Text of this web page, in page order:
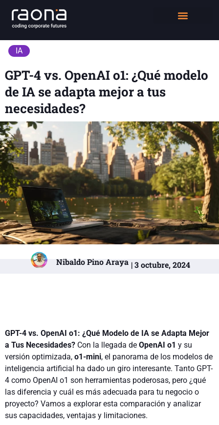
IA
GPT-4 vs. OpenAI o1: ¿Qué modelo
de IA se adapta mejor a tus
necesidades?
Nibaldo Pino Araya | 3 octubre, 2024
GPT-4 vs. OpenAI o1: ¿Qué Modelo de IA se Adapta Mejor
a Tus Necesidades? Con la llegada de OpenAI o1 y su
versión optimizada, o1-mini, el panorama de los modelos de
inteligencia artificial ha dado un giro interesante. Tanto GPT-
4 como OpenAI o1 son herramientas poderosas, pero ¿qué
las diferencia y cuál es más adecuada para tu negocio o
proyecto? Vamos a explorar esta comparación y analizar
sus capacidades, ventajas y limitaciones.